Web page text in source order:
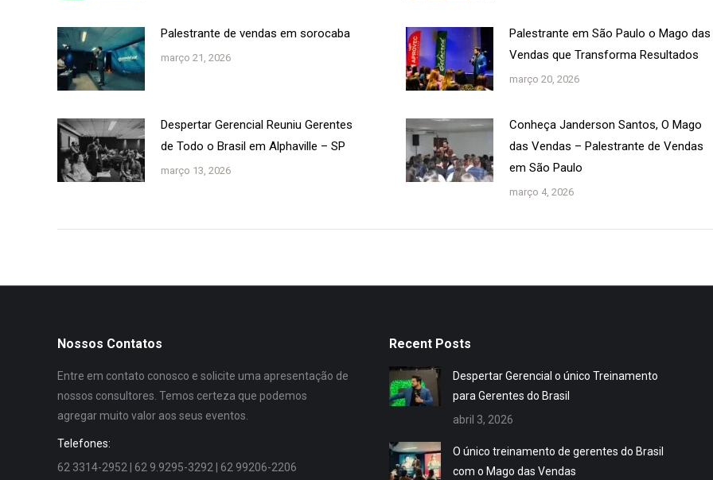
Palestrante de vendas em sorocaba
março 21, 2026
Palestrante em São Paulo o Mago das
Vendas que Transforma Resultados
março 20, 2026
Despertar Gerencial Reuniu Gerentes
de Todo o Brasil em Alphaville – SP
março 13, 2026
Conheça Janderson Santos, O Mago
das Vendas – Palestrante de Vendas
em São Paulo
março 4, 2026
Nossos Contatos
Entre em contato conosco e solicite uma apresentação de
nossos consultores. Temos certeza que podemos
agregar muito valor aos seus eventos.
Telefones:
62 3314-2952 | 62 9.9295-3292 | 62 99206-2206
Recent Posts
Despertar Gerencial o único Treinamento
para Gerentes do Brasil
abril 3, 2026
O único treinamento de gerentes do Brasil
com o Mago das Vendas